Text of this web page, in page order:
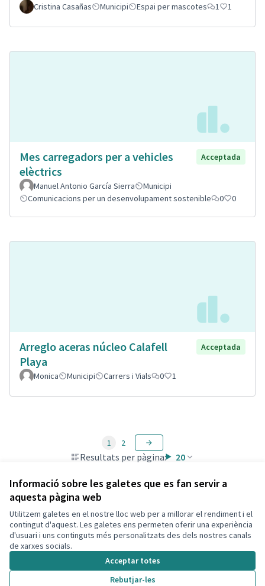
Informació sobre les galetes que es fan servir a
aquesta pàgina web
Utilitzem galetes en el nostre lloc web per a millorar el rendiment i el
contingut d'aquest. Les galetes ens permeten oferir una experiència
d'usuari i uns continguts més personalitzats des dels nostres canals
de xarxes socials.
Acceptar totes
Rebutjar-les
Cristina Casañas
Municipi Espai per mascotes 1 1
Mes carregadors per a vehicles
elèctrics
Acceptada
Manuel Antonio García Sierra
Municipi
Comunicacions per un desenvolupament sostenible
0 0
Arreglo aceras núcleo Calafell
Playa
Acceptada
Monica Municipi Carrers i Vials 0 1
Resultats per pàgina: 20
1 2
Termes i condicions d'ús
Configuració de les galetes
Decidim Calafell a X
(Enllaç extern)
Decidim Calafell a Facebook
Decidim Calafell a YouTube
Decidim Calafell a GitHub
(Enllaç extern)